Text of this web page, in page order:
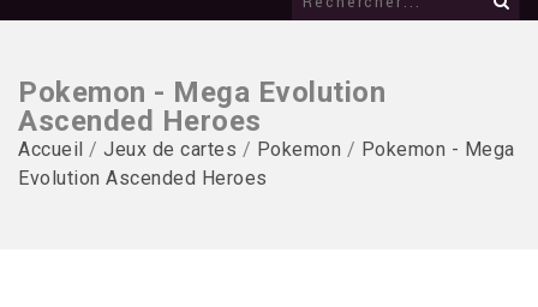
Pokemon - Mega Evolution
Ascended Heroes
Accueil / Jeux de cartes / Pokemon / Pokemon - Mega
Evolution Ascended Heroes